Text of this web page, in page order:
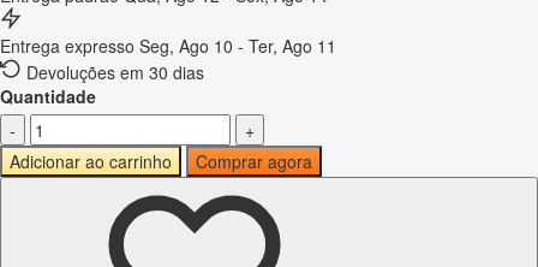
Entrega expresso Seg, Ago 10 - Ter, Ago 11
Devoluções em 30 dias
Quantidade
-
+
Adicionar ao carrinho
Comprar agora